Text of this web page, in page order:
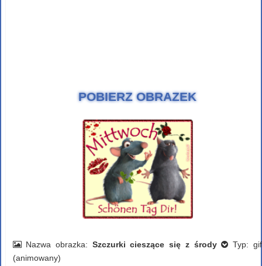
POBIERZ OBRAZEK
Nazwa obrazka: Szczurki cieszące się z środy
Typ: gif
(animowany)